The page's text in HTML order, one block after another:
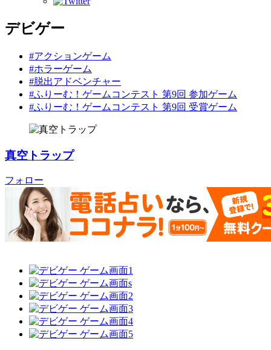
デビゲー
#アクションゲーム
#ホラーゲーム
#脱出アドベンチャー
#ふりーむ！ゲームコンテスト 第9回 参加ゲーム
#ふりーむ！ゲームコンテスト 第9回 受賞ゲーム
真空トラップ
フォロー